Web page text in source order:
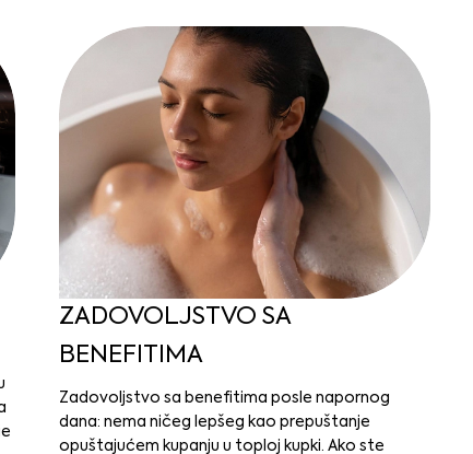
ZADOVOLJSTVO SA
BENEFITIMA
Zadovoljstvo sa benefitima posle napornog
dana: nema ničeg lepšeg kao prepuštanje
opuštajućem kupanju u toploj kupki. Ako ste